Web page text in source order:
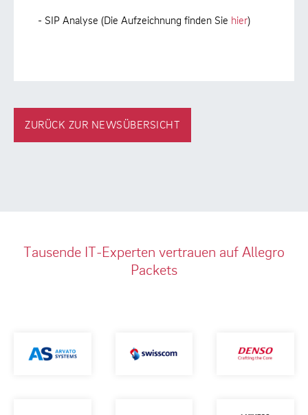
- SIP Analyse (Die Aufzeichnung finden Sie hier)
ZURÜCK ZUR NEWSÜBERSICHT
Tausende IT-Experten vertrauen auf Allegro
Packets